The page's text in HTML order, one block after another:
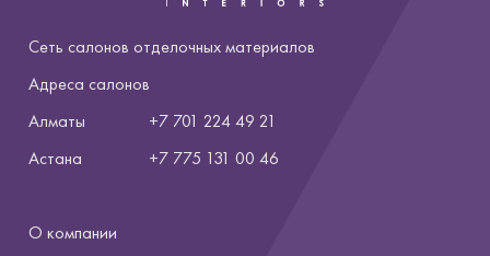
Сеть салонов отделочных материалов
Адреса салонов
Алматы
+7 701 224 49 21
Астана
+7 775 131 00 46
О компании